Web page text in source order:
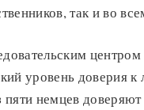
так и во
уровень доверия к
немцев доверяют